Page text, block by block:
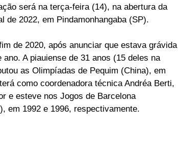
será na terça-feira (14), na abertura da
de 2022, em Pindamonhangaba (SP).
de 2020, após anunciar que estava grávida
A piauiense de 31 anos (15 deles na
as Olimpíadas de Pequim (China), em
como coordenadora técnica Andréa Berti,
e esteve nos Jogos de Barcelona
em 1992 e 1996, respectivamente.